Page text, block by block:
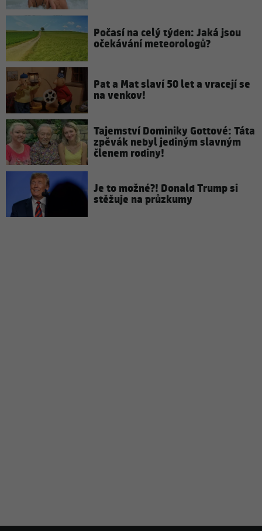
Počasí na celý týden: Jaká jsou
očekávání meteorologů?
Pat a Mat slaví 50 let a vracejí se
na venkov!
Tajemství Dominiky Gottové: Táta
zpěvák nebyl jediným slavným
členem rodiny!
Je to možné?! Donald Trump si
stěžuje na průzkumy